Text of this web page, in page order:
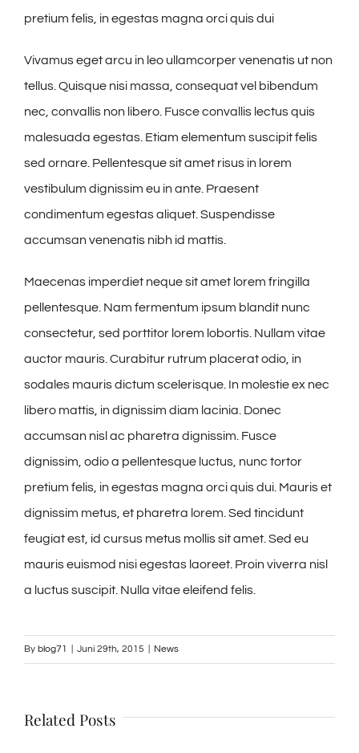
pretium felis, in egestas magna orci quis dui
Vivamus eget arcu in leo ullamcorper venenatis ut non
tellus. Quisque nisi massa, consequat vel bibendum
nec, convallis non libero. Fusce convallis lectus quis
malesuada egestas. Etiam elementum suscipit felis
sed ornare. Pellentesque sit amet risus in lorem
vestibulum dignissim eu in ante. Praesent
condimentum egestas aliquet. Suspendisse
accumsan venenatis nibh id mattis.
Maecenas imperdiet neque sit amet lorem fringilla
pellentesque. Nam fermentum ipsum blandit nunc
consectetur, sed porttitor lorem lobortis. Nullam vitae
auctor mauris. Curabitur rutrum placerat odio, in
sodales mauris dictum scelerisque. In molestie ex nec
libero mattis, in dignissim diam lacinia. Donec
accumsan nisl ac pharetra dignissim. Fusce
dignissim, odio a pellentesque luctus, nunc tortor
pretium felis, in egestas magna orci quis dui. Mauris et
dignissim metus, et pharetra lorem. Sed tincidunt
feugiat est, id cursus metus mollis sit amet. Sed eu
mauris euismod nisi egestas laoreet. Proin viverra nisl
a luctus suscipit. Nulla vitae eleifend felis.
By blog71 Juni 29th, 2015 News
Related Posts